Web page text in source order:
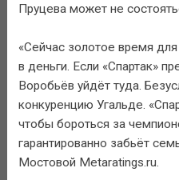
Пруцева может не
«Сейчас золотое время
в деньги. Если «Спартак»
Воробьёв уйдёт туда.
конкуренцию Угальде.
чтобы бороться за
гарантированно забьёт
Мостовой Metaratings.ru.